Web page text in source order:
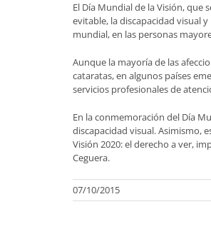
El Día Mundial de la Visión, que
evitable, la discapacidad visual
mundial, en las personas
Aunque la mayoría de las
cataratas, en algunos países
servicios profesionales de
En la conmemoración del Día
discapacidad visual. Asimismo,
Visión 2020: el derecho a ver,
Ceguera.
07/10/2015